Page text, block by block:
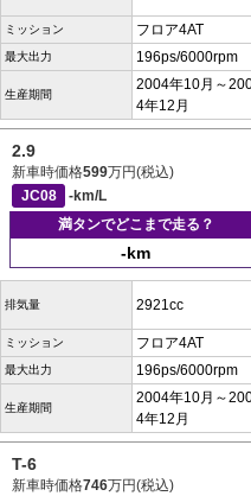
ミッション フロア4AT
最大出力 196ps/6000rpm
生産期間
2004年10月～
4年12月
2.9
新車時価格599万円(税込)
JC08
-km/L
満タンでどこまで走る？
-km
排気量 2921cc
ミッション フロア4AT
最大出力 196ps/6000rpm
生産期間
2004年10月～
4年12月
T-6
新車時価格746万円(税込)